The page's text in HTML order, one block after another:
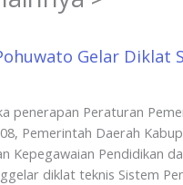
Gelar Diklat
penerapan Peraturan
Pemerintah Daerah
Kepegawaian Pendidikan
diklat teknis Sistem